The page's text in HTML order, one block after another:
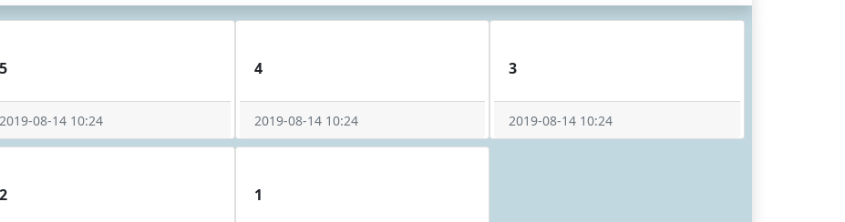
5
2019-08-14 10:24
4
2019-08-14 10:24
3
2019-08-14 10:24
2 1